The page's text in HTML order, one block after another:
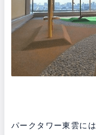
パークタワー東雲に